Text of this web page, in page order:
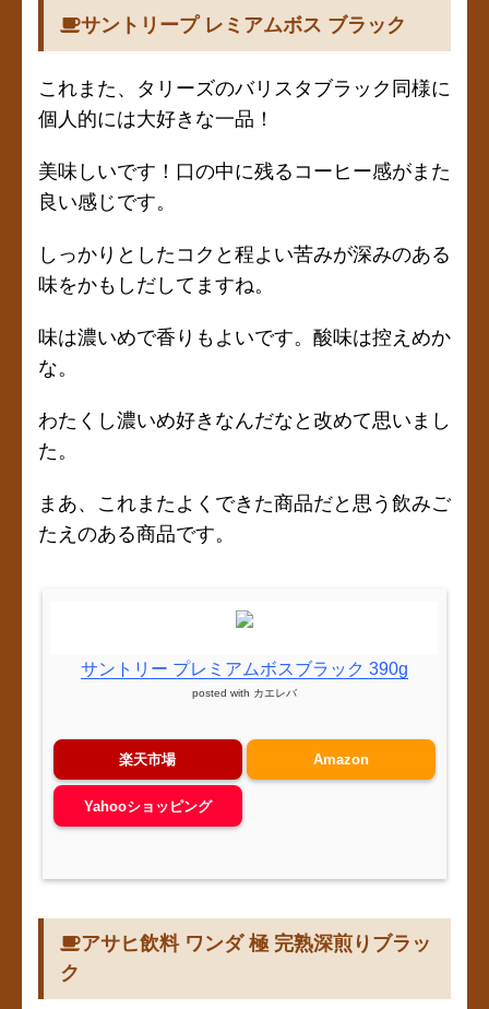
サントリープ レミアムボス ブラック
これまた、タリーズのバリスタブラック同様に
個人的には大好きな一品！
美味しいです！口の中に残るコーヒー感がまた
良い感じです。
しっかりとしたコクと程よい苦みが深みのある
味をかもしだしてますね。
味は濃いめで香りもよいです。酸味は控えめか
な。
わたくし濃いめ好きなんだなと改めて思いまし
た。
まあ、これまたよくできた商品だと思う飲みご
たえのある商品です。
サントリー プレミアムボスブラック 390g
posted with カエレバ
楽天市場 Amazon
Yahooショッピング
アサヒ飲料 ワンダ 極 完熟深煎りブラッ
ク